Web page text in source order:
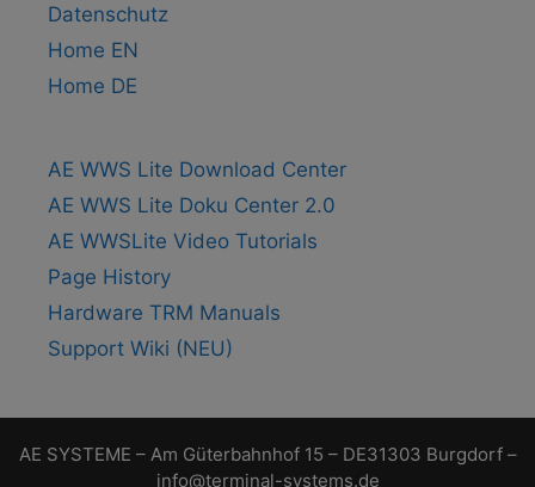
Datenschutz
Home EN
Home DE
AE WWS Lite Download Center
AE WWS Lite Doku Center 2.0
AE WWSLite Video Tutorials
Page History
Hardware TRM Manuals
Support Wiki (NEU)
AE SYSTEME – Am Güterbahnhof 15 – DE31303 Burgdorf –
info@terminal-systems.de